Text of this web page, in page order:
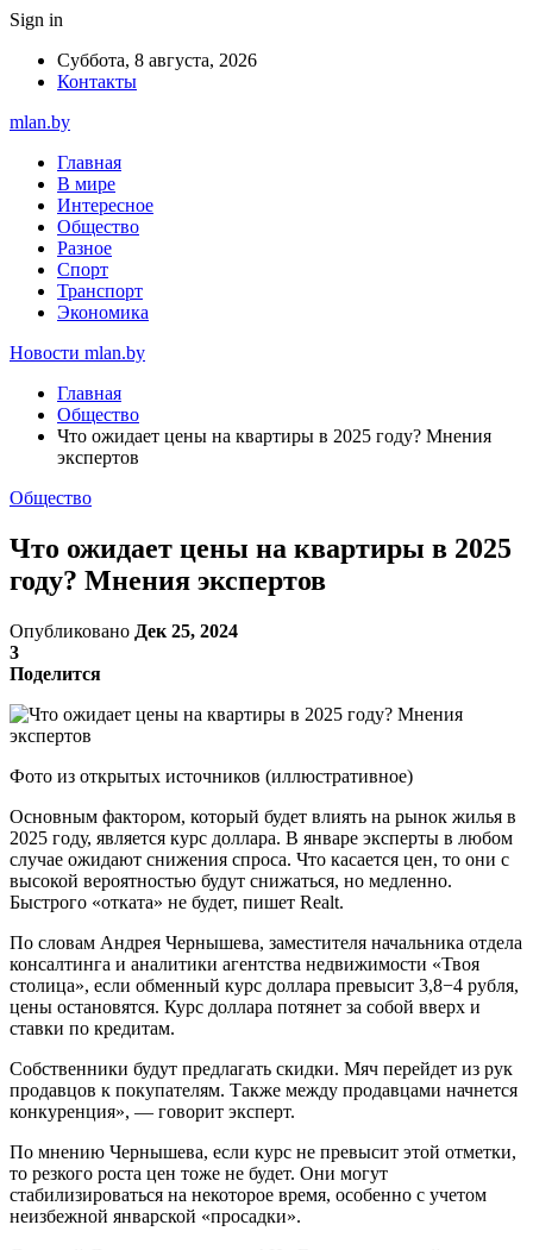
Sign in
Суббота, 8 августа, 2026
Контакты
mlan.by
Главная
В мире
Интересное
Общество
Разное
Спорт
Транспорт
Экономика
Новости mlan.by
Главная
Общество
Что ожидает цены на квартиры в 2025 году? Мнения
экспертов
Общество
Что ожидает цены на квартиры в 2025
году? Мнения экспертов
Опубликовано Дек 25, 2024
3
Поделится
Фото из открытых источников (иллюстративное)
Основным фактором, который будет влиять на рынок жилья в
2025 году, является курс доллара. В январе эксперты в любом
случае ожидают снижения спроса. Что касается цен, то они с
высокой вероятностью будут снижаться, но медленно.
Быстрого «отката» не будет, пишет Realt.
По словам Андрея Чернышева, заместителя начальника отдела
консалтинга и аналитики агентства недвижимости «Твоя
столица», если обменный курс доллара превысит 3,8−4 рубля,
цены остановятся. Курс доллара потянет за собой вверх и
ставки по кредитам.
Собственники будут предлагать скидки. Мяч перейдет из рук
продавцов к покупателям. Также между продавцами начнется
конкуренция», — говорит эксперт.
По мнению Чернышева, если курс не превысит этой отметки,
то резкого роста цен тоже не будет. Они могут
стабилизироваться на некоторое время, особенно с учетом
неизбежной январской «просадки».